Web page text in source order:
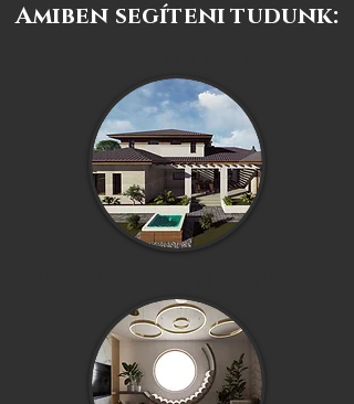
Amiben segíteni tudunk: